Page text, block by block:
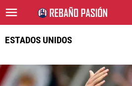
ESTADOS UNIDOS